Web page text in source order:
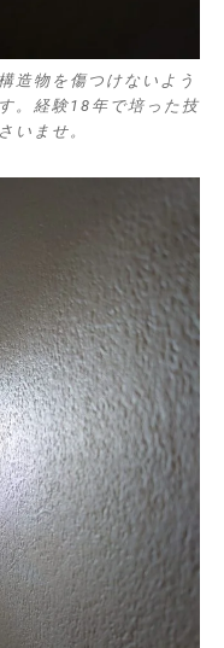
造物を傷つけないよう
。経験18年で培った技
いませ。